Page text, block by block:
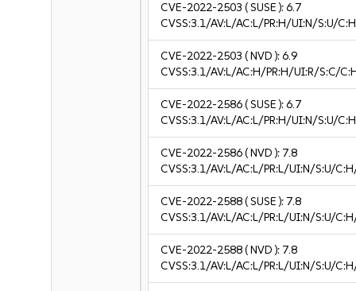
CVE-2022-2503 ( SUSE ):6.7
CVSS:3.1/AV:L/AC:L/PR:H/UI:N/S:U/
CVE-2022-2503 ( NVD ):6.9
CVSS:3.1/AV:L/AC:H/PR:H/UI:R/S:C/
CVE-2022-2586( SUSE ):6.7
CVSS:3.1/AV:L/AC:L/PR:H/UI:N/S:U/
CVE-2022-2586( NVD ): 7.8
CVSS:3.1/AV:L/AC:L/PR:L/UI:N/S:U/
CVE-2022-2588( SUSE ): 7.8
CVSS:3.1/AV:L/AC:L/PR:L/UI:N/S:U/
CVE-2022-2588( NVD ): 7.8
CVSS:3.1/AV:L/AC:L/PR:L/UI:N/S:U/